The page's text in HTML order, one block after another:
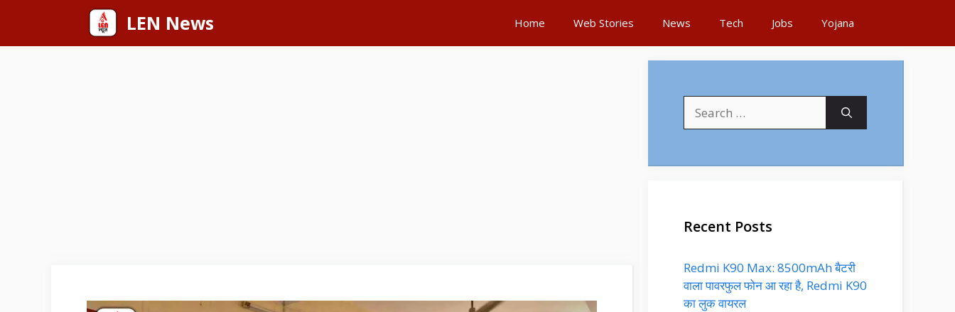
content
LEN News Home Web Stories News Tech Jobs Yojana
for:
Recent Posts
Redmi K90 Max: 8500mAh बैटरी
वाला पावरफुल फोन आ रहा है, Redmi K90
का लुक वायरल